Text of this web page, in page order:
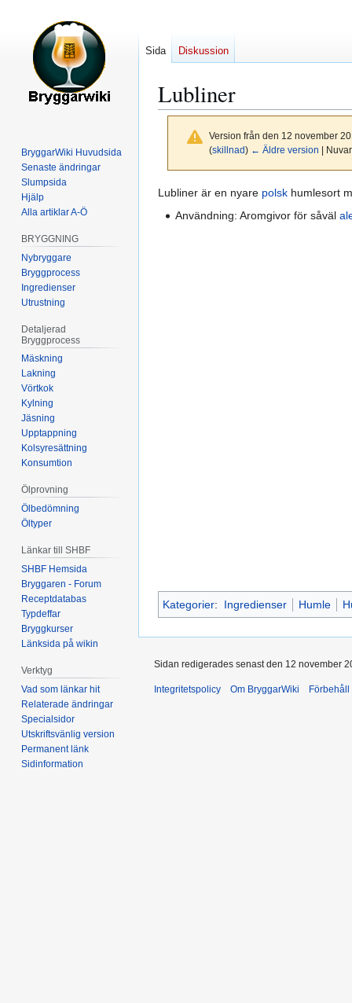
Lubliner
Version från den 12 november
(skillnad) ← Äldre version |
Hoppa
Hoppa
Lubliner är en nyare polsk humlesort
Användning: Aromgivor för såväl
Kategorier: Ingredienser Humle
Sida Diskussion
BryggarWiki Huvudsida
Senaste ändringar
Slumpsida
Hjälp
Alla artiklar A-Ö
BRYGGNING
Nybryggare
Bryggprocess
Ingredienser
Utrustning
Detaljerad
Bryggprocess
Mäskning
Lakning
Vörtkok
Kylning
Jäsning
Upptappning
Kolsyresättning
Konsumtion
Ölprovning
Ölbedömning
Öltyper
Länkar till SHBF
SHBF Hemsida
Bryggaren - Forum
Receptdatabas
Typdeffar
Bryggkurser
Länksida på wikin
Verktyg
Vad som länkar hit
Relaterade ändringar
Specialsidor
Utskriftsvänlig version
Permanent länk
Sidinformation
Sidan redigerades senast den 12 november
Integritetspolicy Om BryggarWiki Förbehåll